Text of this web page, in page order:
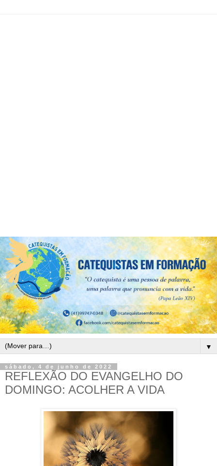
▼
sábado, 4 de junho de 2022
REFLEXÃO DO EVANGELHO DO
DOMINGO: ACOLHER A VIDA